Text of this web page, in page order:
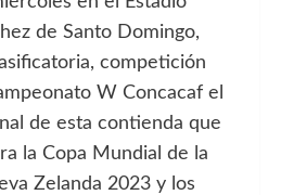
de Santo Domingo,
competición
W Concacaf el
de esta contienda que
la Copa Mundial de la
Zelanda 2023 y los